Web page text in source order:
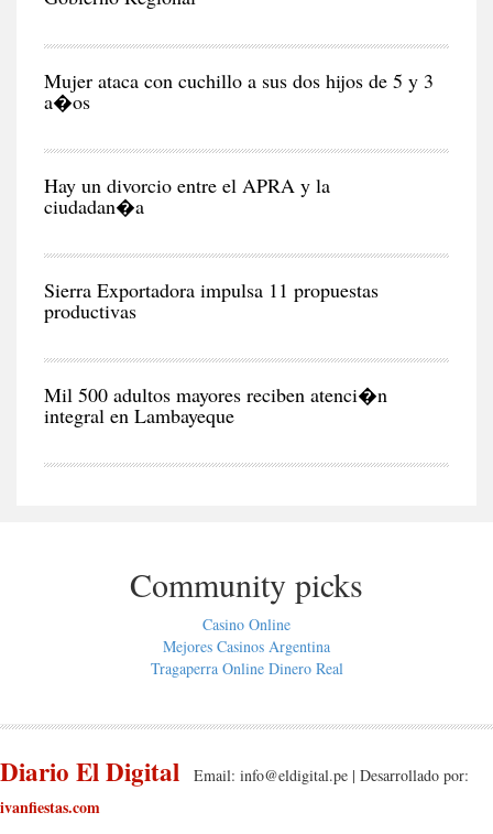
Mujer ataca con cuchillo a sus dos hijos de 5 y 3
a�os
Hay un divorcio entre el APRA y la
ciudadan�a
Sierra Exportadora impulsa 11 propuestas
productivas
Mil 500 adultos mayores reciben atenci�n
integral en Lambayeque
Community picks
Casino Online
Mejores Casinos Argentina
Tragaperra Online Dinero Real
Diario El Digital Email: info@eldigital.pe | Desarrollado por:
ivanfiestas.com